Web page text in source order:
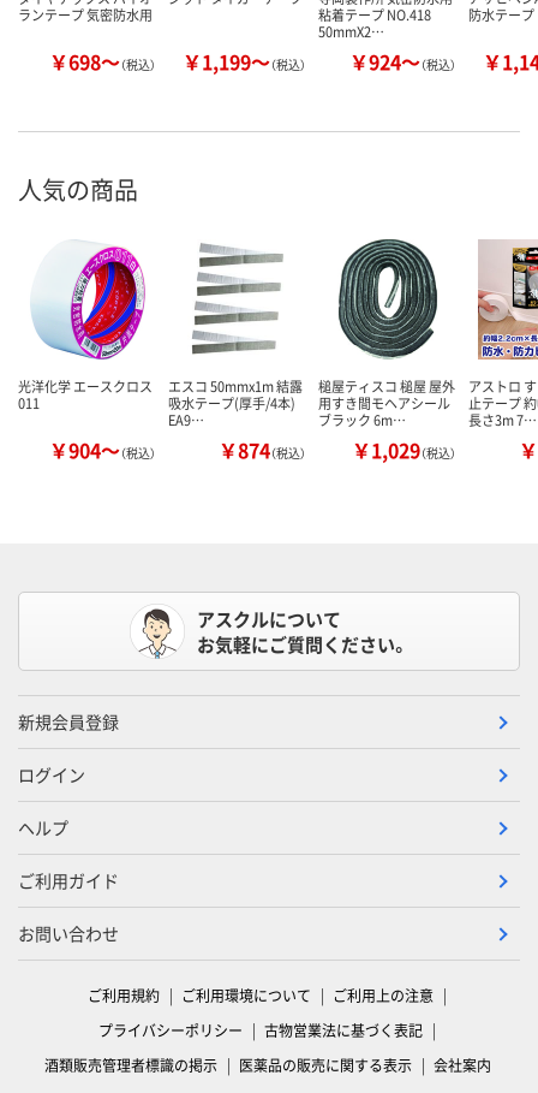
ランテープ 気密防水用
￥698～（税込） ￥1,199～（税込）
粘着テープ NO.418
50mmX2…
￥924～（税込）
防水テープ
￥
人気の商品
光洋化学 エースクロス
011
￥904～（税込）
エスコ 50mmx1m 結露
吸水テープ(厚手/4本)
EA9…
￥874（税込）
槌屋ティスコ 槌屋 屋外
用すき間モヘアシール
ブラック 6m…
￥1,029（税込）
アストロ
止テープ
長さ3m 7…
アスクルについて
お気軽にご質問ください。
新規会員登録
ログイン
ヘルプ
ご利用ガイド
お問い合わせ
ご利用規約 ご利用環境について
ご利用上の注意
プライバシーポリシー
古物営業法に基づく表記
酒類販売管理者標識の掲示
医薬品の販売に関する表示 会社案内